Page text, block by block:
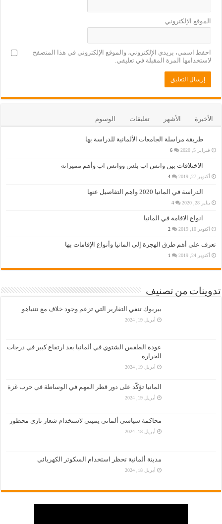
الموقع الإلكتروني
احفظ اسمي، بريدي الإلكتروني، والموقع الإلكتروني في هذا المتصفح
لاستخدامها المرة المقبلة في تعليقي.
الأخيرة الأشهر تعليقات الوسوم
طريقة مراسلة الجامعات الألمانية للدراسة بها
فبراير 5, 2020 6
الاختلافات بين واتس اب بلس وواتس اب وأهم مميزاته
أكتوبر 27, 2019 4
الدراسة في المانيا 2020 واهم التفاصيل عنها
يناير 28, 2020 4
انواع الاقامة في المانيا
أكتوبر 10, 2019 2
تعرف على أهم طرق الهجرة إلى المانيا وأنواع الإقامات بها
أكتوبر 24, 2019 1
تدوينات من تصنيف
بيربوك تنفي التقارير التي تزعم وجود خلاف مع نتنياهو
أبريل 19, 2024
عودة الطقس الشتوي في ألمانيا بعد ارتفاع كبير في درجات
الحرارة
أبريل 19, 2024
المانيا تؤكّد على دور قطر المهم في الوساطة في حرب غزة
أبريل 19, 2024
محاكمة سياسي ألماني يميني لاستخدام شعار نازي محظور
أبريل 18, 2024
مدينة ألمانية تحظر استخدام السكوتر الكهربائي
أبريل 18, 2024